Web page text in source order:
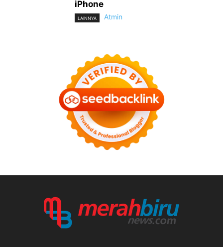
iPhone
LAINNYA Atmin